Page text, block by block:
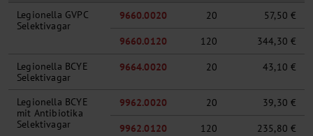
Legionella GVPC
Selektivagar
9660.0020 20 57,50 €
9660.0120 120
344,30 €
Legionella BCYE
Selektivagar
9664.0020 20 43,10 €
Legionella BCYE
mit Antibiotika
Selektivagar
9962.0020 20 39,30 €
9962.0120 120
235,80 €